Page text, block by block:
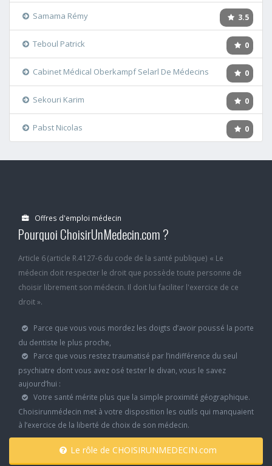
3.5
Samama Rémy
0
Teboul Patrick
0
Cabinet Médical Oberkampf Selarl De Médecins
0
Sekouri Karim
0
Pabst Nicolas
Offres d'emploi médecin
Pourquoi ChoisirUnMedecin.com ?
Article 6 (article R.4127-6 du code de la santé publique) « Le
médecin doit respecter le droit que possède toute personne de
choisir librement son médecin. Il doit lui faciliter l'exercice de ce
droit ».
Parce que vous vous mordez les doigts d’avoir poussé la porte
du dentiste le plus proche,
Parce que vous restez traumatisé par l’indifférence du seul
psychiatre dont vous avez osé tester le divan, vous le savez
aujourd’hui :
Votre santé mérite plus que la simple proximité géographique.
Choisirunmédecin met à votre disposition les outils qui manquaient
à l’exercice de la liberté de choix de son médecin.
Le rôle de CHOISIRUNMEDECIN.com